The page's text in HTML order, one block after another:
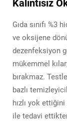
Kalıntısız
Gıda sınıfı
ve oksijene
dezenfeksiyon
mükemmel
bırakmaz.
bazlı
hızlı yok
ile tedavi